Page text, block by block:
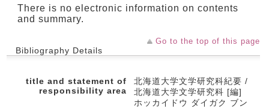
There is no electronic information on contents
and summary.
Go to the top of this page
Bibliography Details
title and statement of
responsibility area
北海道大学文学研究科紀要 /
北海道大学文学研究科 [編]
ホッカイドウ ダイガク ブン